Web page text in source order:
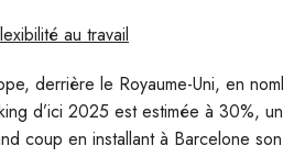
au travail
derrière le Royaume-Uni, en
d’ici 2025 est estimée à 30%,
coup en installant à Barcelone